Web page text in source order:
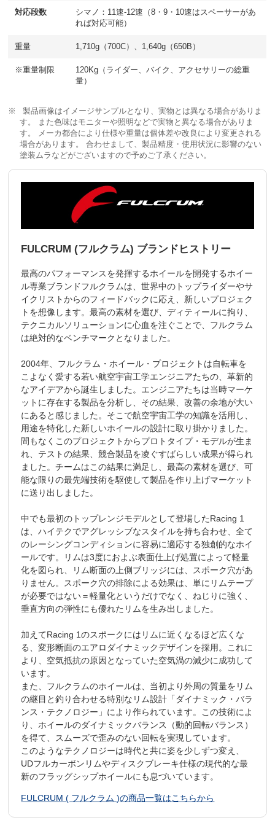
対応段数
シマノ：11速-12速（8・9・10速はスペーサーがあ
れば対応可能）
重量 1,710g（700C）、1,640g（650B）
※重量制限
120Kg（ライダー、バイク、アクセサリーの総重
量）
製品画像はイメージサンプルとなり、実物とは異なる場合がありま
す。 また色味はモニターや照明などで実物と異なる場合がありま
す。 メーカ都合により仕様や重量は個体差や改良により変更される
場合があります。 合わせまして、製品精度・使用状況に影響のない
塗装ムラなどがございますので予めご了承ください。
FULCRUM (フルクラム) ブランドヒストリー
最高のパフォーマンスを発揮するホイールを開発するホイー
ル専業ブランドフルクラムは、世界中のトップライダーやサ
イクリストからのフィードバックに応え、新しいプロジェク
トを想像します。最高の素材を選び、ディティールに拘り、
テクニカルソリューションに心血を注ぐことで、フルクラム
は絶対的なベンチマークとなりました。
2004年、フルクラム・ホイール・プロジェクトは自転車を
こよなく愛する若い航空宇宙工学エンジニアたちの、革新的
なアイデアから誕生しました。エンジニアたちは当時マーケ
ットに存在する製品を分析し、その結果、改善の余地が大い
にあると感じました。そこで航空宇宙工学の知識を活用し、
用途を特化した新しいホイールの設計に取り掛かりました。
間もなくこのプロジェクトからプロトタイプ・モデルが生ま
れ、テストの結果、競合製品を凌ぐすばらしい成果が得られ
ました。チームはこの結果に満足し、最高の素材を選び、可
能な限りの最先端技術を駆使して製品を作り上げマーケット
に送り出しました。
中でも最初のトップレンジモデルとして登場したRacing 1
は、ハイテクでアグレッシブなスタイルを持ち合わせ、全て
のレーシングコンディションに容易に適応する独創的なホイ
ールです。リムは3度におよぶ表面仕上げ処置によって軽量
化を図られ、リム断面の上側ブリッジには、スポーク穴があ
りません。スポーク穴の排除による効果は、単にリムテープ
が必要ではない＝軽量化というだけでなく、ねじりに強く、
垂直方向の弾性にも優れたリムを生み出しました。
加えてRacing 1のスポークにはリムに近くなるほど広くな
る、変形断面のエアロダイナミックデザインを採用。これに
より、空気抵抗の原因となっていた空気渦の減少に成功して
います。
また、フルクラムのホイールは、当初より外周の質量をリム
の継目と釣り合わせる特別なリム設計「ダイナミック・バラ
ンス・テクノロジー」により作られています。この技術によ
り、ホイールのダイナミックバランス（動的回転バランス）
を得て、スムーズで歪みのない回転を実現しています。
このようなテクノロジーは時代と共に姿を少しずつ変え、
UDフルカーボンリムやディスクブレーキ仕様の現代的な最
新のフラッグシップホイールにも息づいています。
FULCRUM ( フルクラム )の商品一覧はこちらから